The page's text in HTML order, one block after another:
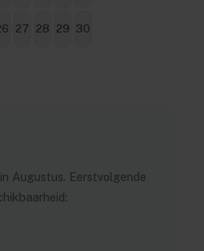
27 28 29 30
Augustus. Eerstvolgende